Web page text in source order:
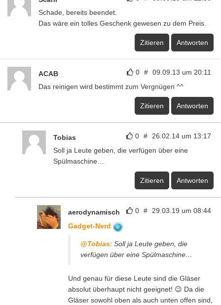
Schade, bereits beendet.
Das wäre ein tolles Geschenk gewesen zu dem Preis.
Zitieren Antworten
0 # 09.09.13 um 20:11
ACAB
Das reinigen wird bestimmt zum Vergnügen ^^
Zitieren Antworten
0 # 26.02.14 um 13:17
Tobias
Soll ja Leute geben, die verfügen über eine
Spülmaschine…
Zitieren Antworten
0 # 29.03.19 um 08:44
aerodynamisch
Gadget-Nerd
@Tobias: Soll ja Leute geben, die
verfügen über eine Spülmaschine…
Und genau für diese Leute sind die Gläser
absolut überhaupt nicht geeignet! 😉 Da die
Gläser sowohl oben als auch unten offen sind,